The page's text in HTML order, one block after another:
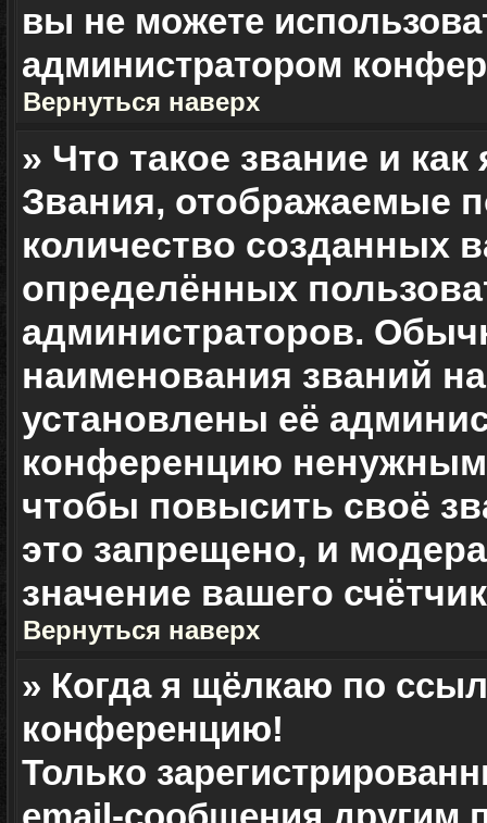
вы не можете
администратором
Вернуться наверх
» Что такое звание и
Звания, отображаемые
количество созданных
определённых
администраторов.
наименования званий
установлены её
конференцию
чтобы повысить своё
это запрещено, и
значение вашего
Вернуться наверх
» Когда я щёлкаю по
конференцию!
Только